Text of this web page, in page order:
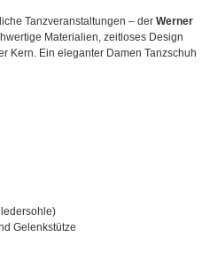
Tanzveranstaltungen – der Werner
Materialien, zeitloses Design
Kern. Ein eleganter Damen Tanzschuh
Gelenkstütze